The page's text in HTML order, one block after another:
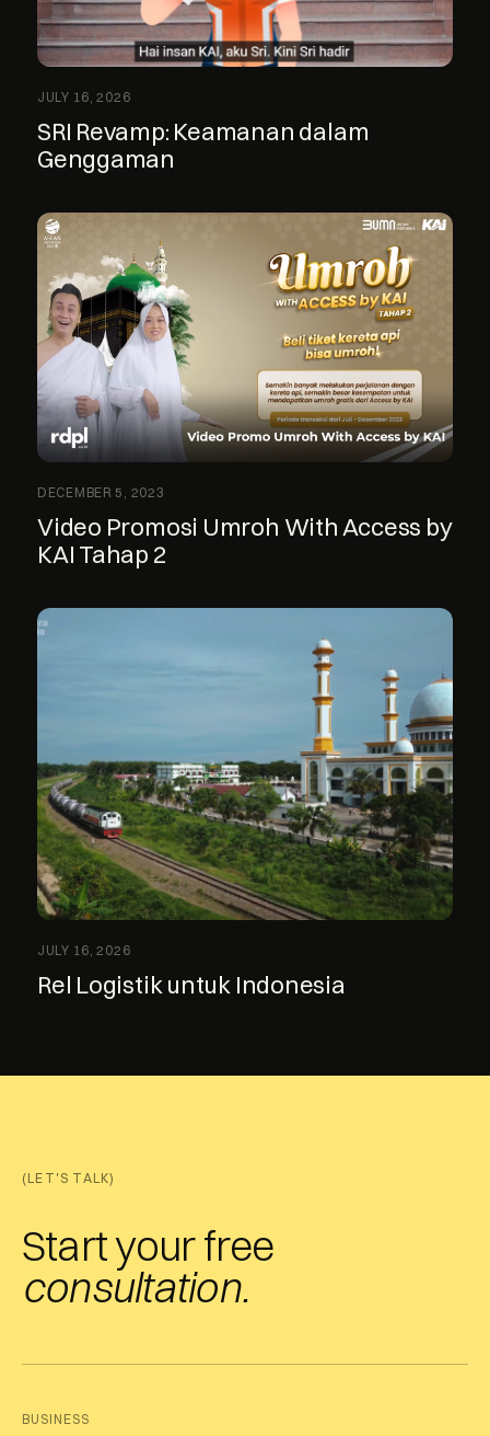
JULY 16, 2026
SRI Revamp: Keamanan dalam
Genggaman
DECEMBER 5, 2023
Video Promosi Umroh With Access by
KAI Tahap 2
JULY 16, 2026
Rel Logistik untuk Indonesia
(LET'S TALK)
Start your free
consultation.
BUSINESS